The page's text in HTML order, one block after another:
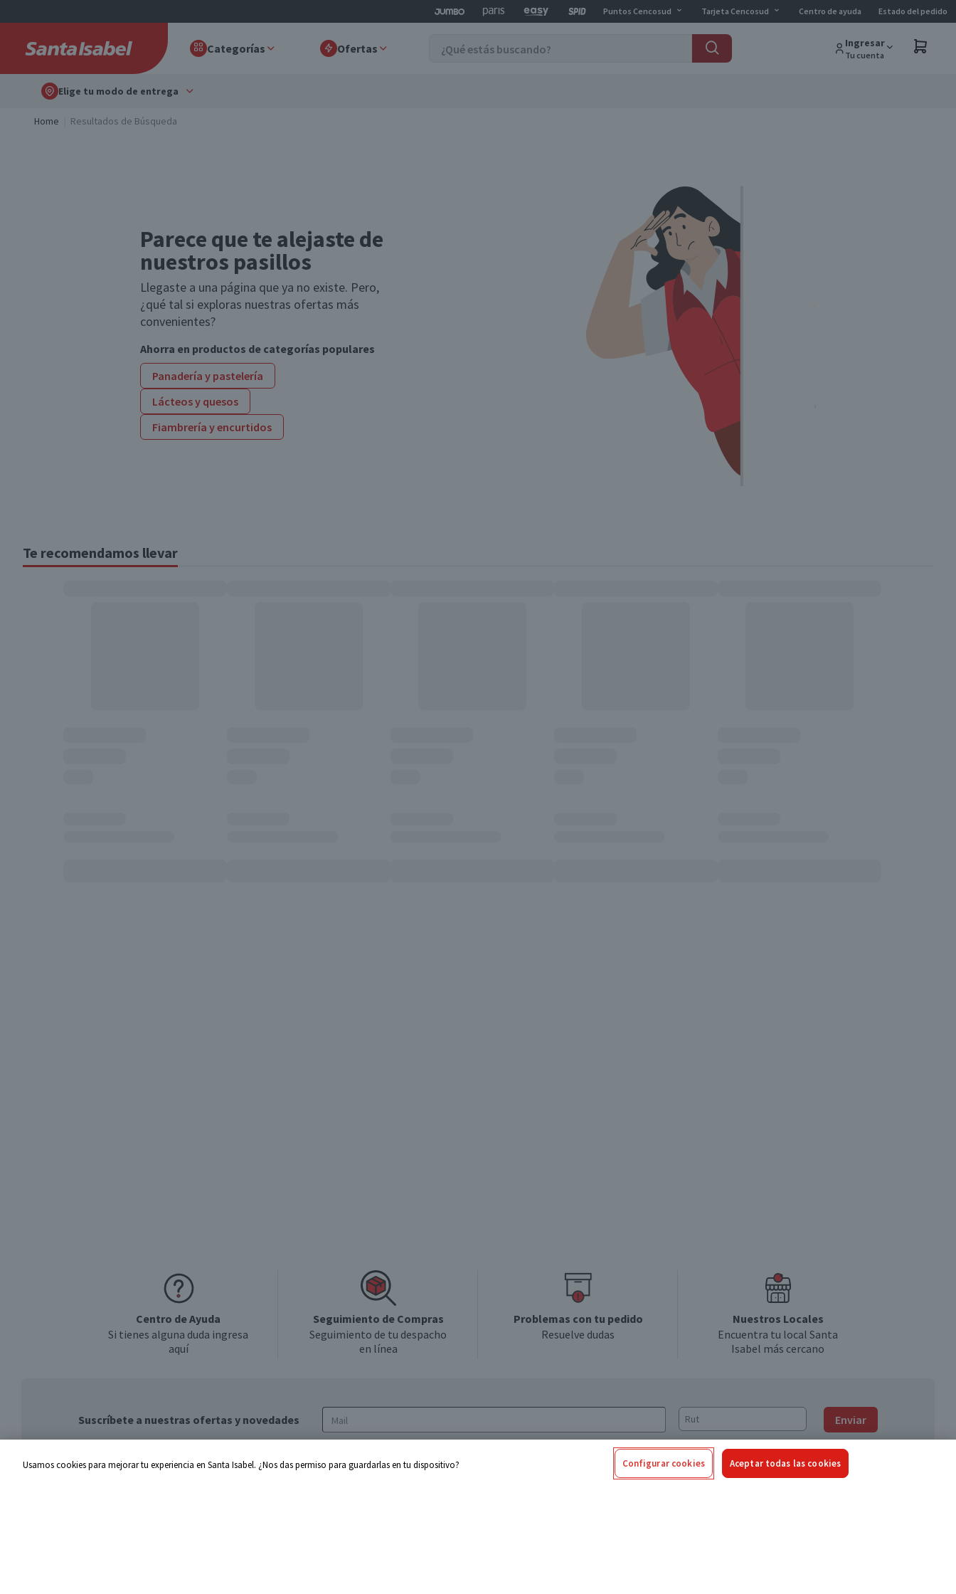
Puntos Cencosud Tarjeta Cencosud Centro de ayuda Estado del pedido
Categorías Ofertas Ingresar
Tu cuenta
Elige tu modo de entrega
Home Resultados de Búsqueda
Parece que te alejaste de
nuestros pasillos
Llegaste a una página que ya no existe. Pero,
¿qué tal si exploras nuestras ofertas más
convenientes?
Ahorra en productos de categorías populares
Panadería y pastelería
Lácteos y quesos
Fiambrería y encurtidos
Te recomendamos llevar
Centro de Ayuda
Si tienes alguna duda ingresa
aquí
Seguimiento de Compras
Seguimiento de tu despacho
en línea
Problemas con tu pedido
Resuelve dudas
Nuestros Locales
Encuentra tu local Santa
Isabel más cercano
Suscríbete a nuestras ofertas y novedades Enviar
de privacidad y de tratamiento de datos
Usamos cookies para mejorar tu experiencia en Santa Isabel. ¿Nos das permiso para guardarlas en tu dispositivo? Configurar cookies Aceptar todas las cookies